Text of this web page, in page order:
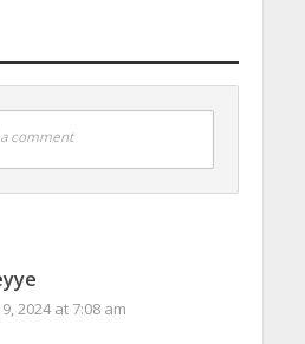
comment
2024 at 7:08 am